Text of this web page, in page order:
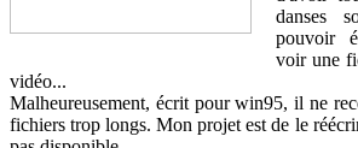
danses
pouvoir
voir une
vidéo...
Malheureusement, écrit pour win95, il ne
fichiers trop longs. Mon projet est de le